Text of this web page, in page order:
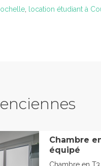
location étudiant à
Chambre
équipé